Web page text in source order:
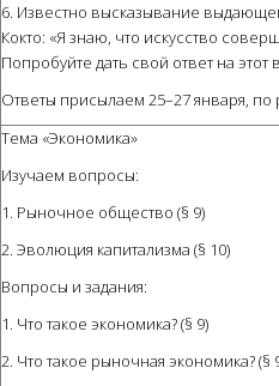
6. Известно высказывание
Кокто: «Я знаю, что искусство
Попробуйте дать свой ответ на этот
Ответы присылаем 25–27 января,
Тема «Экономика»
Изучаем вопросы:
1. Рыночное общество (§ 9)
2. Эволюция капитализма (§ 10)
Вопросы и задания:
1. Что такое экономика? (§ 9)
2. Что такое рыночная экономика? (§